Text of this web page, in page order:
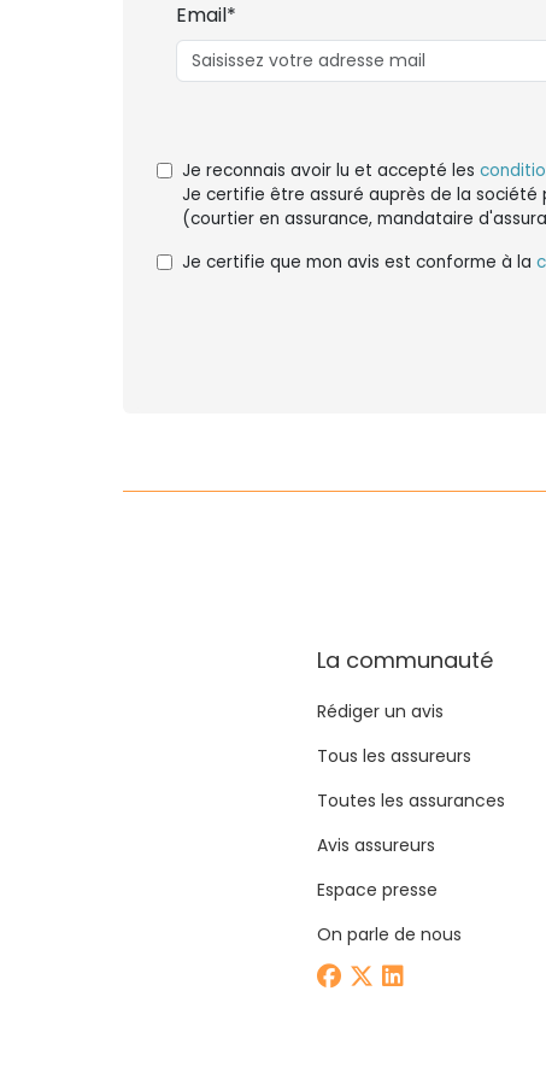
Email*
Je reconnais avoir lu et accepté les
Je certifie être assuré auprès de la
(courtier en assurance, mandataire
Je certifie que mon avis est conforme à la
La communauté
Rédiger un avis
Tous les assureurs
Toutes les assurances
Avis assureurs
Espace presse
On parle de nous